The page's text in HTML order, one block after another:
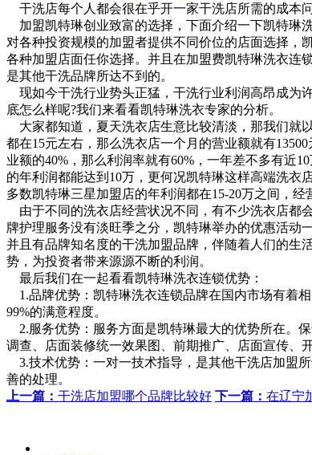
干洗店每个人都会很在乎开一家干洗店所需的成本
加盟凯特琳创业致富的选择，下面介绍一下凯特琳
对各种投资规模的加盟者提供不同价位的店面选择，
各种加盟店面任你选择。并且在加盟费凯特琳洗衣连
是其他干洗品牌所达不到的。
现如今干洗行业势头正猛，干洗行业利润高昂成为
底怎么样呢?我们来看看凯特琳洗衣专家的分析。
大家都知道，夏天洗衣店生意比较清淡，那我们就
都在15元左右，那么洗衣店一个月的营业额就有
业额的40%，那么利润率就有60%，一年差不多有近
的年利润都能达到10万，更何况凯特琳这样高端洗
多数凯特琳三星加盟店的年利润都在15-20万之间，经
由于不同的洗衣店经营状况不同，有不少洗衣店都
牌护理服务没有淡旺季之分，凯特琳举办的优惠活动
并且有品牌知名度的干洗加盟品牌，伴随着人们的生
势，为投资者带来源源不断的利润。
最后我们在一起看看凯特琳洗衣连锁优势：
1.品牌优势：凯特琳洗衣连锁品牌在国内市场有着
99%的满意程度。
2.服务优势：服务方面是凯特琳最大的优势所在。
调查、店面装修统一效果图、前期推广、店面宣传、
3.技术优势：一对一技术指导，是其他干洗店加盟
善的处理。
上一篇： 干洗店加盟哪个品牌比较好 下一篇： 在辽宁